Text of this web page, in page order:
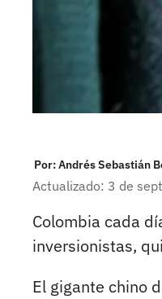
Por:Andrés Sebastián
Actualizado: 3 de
Colombia cada
inversionistas,
El gigante chino